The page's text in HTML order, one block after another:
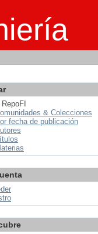
& Colecciones
fecha de publicación